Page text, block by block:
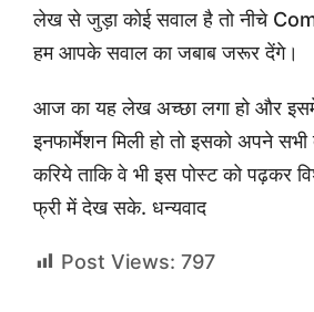
लेख से जुड़ा कोई सवाल है तो नीचे
हम आपके सवाल का जबाब जरूर देंगे।
आज का यह लेख अच्छा लगा हो और
इनफार्मेशन मिली हो तो इसको अपने
करिये ताकि वे भी इस पोस्ट को पढ़कर
फ्री में देख सके. धन्यवाद
Post Views: 797